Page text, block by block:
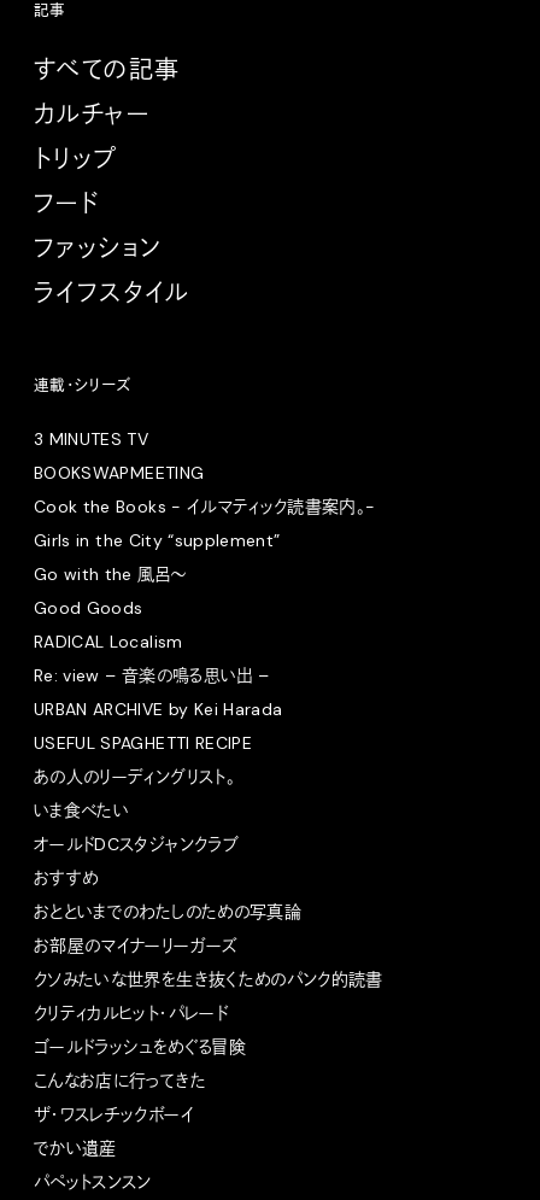
記事
すべての記事
カルチャー
トリップ
フード
ファッション
ライフスタイル
連載・シリーズ
3 MINUTES TV
BOOKSWAPMEETING
Cook the Books - イルマティック読書案内。-
Girls in the City “supplement”
Go with the 風呂〜
Good Goods
RADICAL Localism
Re: view – 音楽の鳴る思い出 –
URBAN ARCHIVE by Kei Harada
USEFUL SPAGHETTI RECIPE
あの人のリーディングリスト。
いま食べたい
オールドDCスタジャンクラブ
おすすめ
おとといまでのわたしのための写真論
お部屋のマイナーリーガーズ
クソみたいな世界を生き抜くためのパンク的読書
クリティカルヒット・パレード
ゴールドラッシュをめぐる冒険
こんなお店に行ってきた
ザ・ワスレチックボーイ
でかい遺産
パペットスンスン